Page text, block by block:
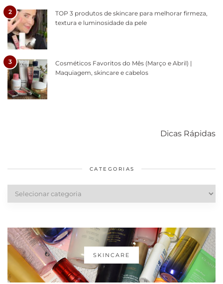
2
TOP 3 produtos de skincare para melhorar firmeza,
textura e luminosidade da pele
3
Cosméticos Favoritos do Mês (Março e Abril) |
Maquiagem, skincare e cabelos
Dicas Rápidas
diários
cabelos
CATEGORIAS
Categorias
SKINCARE